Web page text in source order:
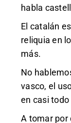
habla
El catalán
reliquia en
más.
No
vasco, el
en casi
A tomar por